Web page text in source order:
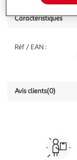
Caractéristiques
Réf / EAN :
Avis clients(0)